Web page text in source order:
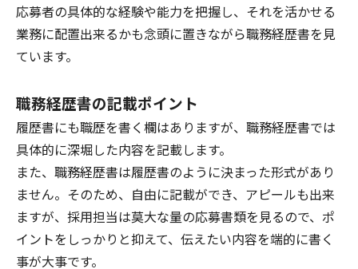
応募者の具体的な経験や能力を把握し、それを活かせる
業務に配置出来るかも念頭に置きながら職務経歴書を見
ています。
職務経歴書の記載ポイント
履歴書にも職歴を書く欄はありますが、職務経歴書では
具体的に深堀した内容を記載します。
また、職務経歴書は履歴書のように決まった形式があり
ません。そのため、自由に記載ができ、アピールも出来
ますが、採用担当は莫大な量の応募書類を見るので、ポ
イントをしっかりと抑えて、伝えたい内容を端的に書く
事が大事です。